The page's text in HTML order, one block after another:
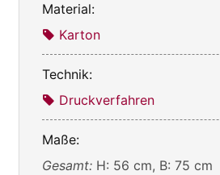
Material:
Karton
Technik:
Druckverfahren
Maße:
Gesamt: H: 56 cm, B: 75 cm